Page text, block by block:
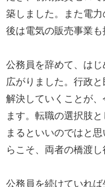
築しました。また電
後は電気の販売事業も
公務員を辞めて、はじ
広がりました。行政
解決していくことが
ます。転職の選択肢
まるといいのではと
らこそ、両者の橋渡し
公務員を続けていれ